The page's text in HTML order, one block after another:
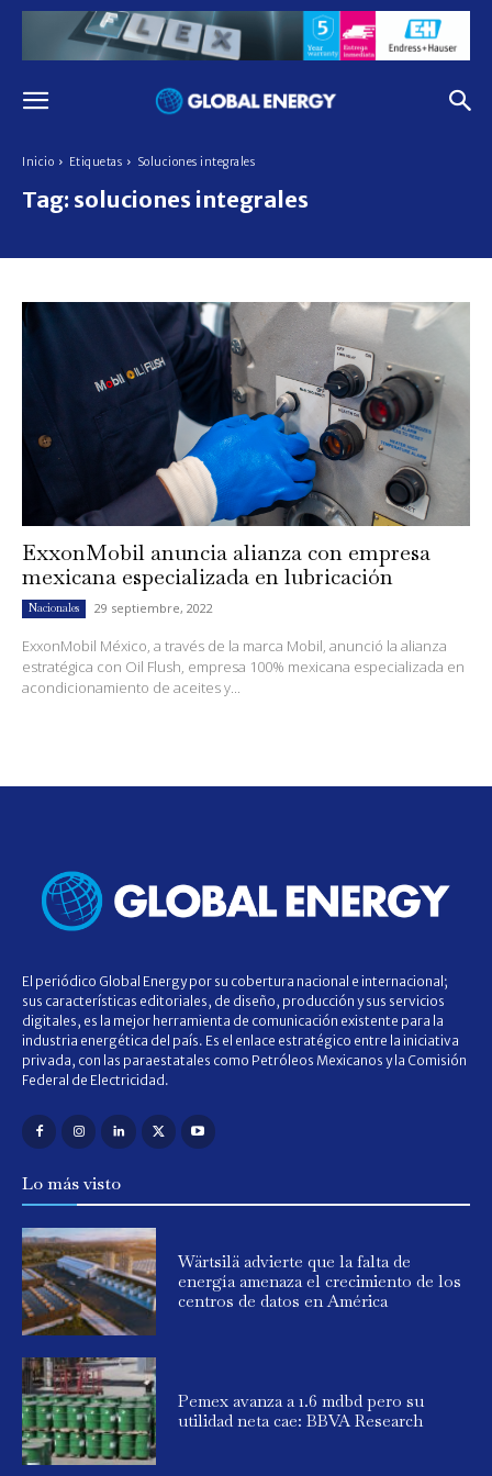
Inicio Etiquetas Soluciones integrales
Tag: soluciones integrales
ExxonMobil anuncia alianza con empresa
mexicana especializada en lubricación
Nacionales 29 septiembre, 2022
ExxonMobil México, a través de la marca Mobil, anunció la alianza
estratégica con Oil Flush, empresa 100% mexicana especializada en
acondicionamiento de aceites y...
El periódico Global Energy por su cobertura nacional e internacional;
sus características editoriales, de diseño, producción y sus servicios
digitales, es la mejor herramienta de comunicación existente para la
industria energética del país. Es el enlace estratégico entre la iniciativa
privada, con las paraestatales como Petróleos Mexicanos y la Comisión
Federal de Electricidad.
Lo más visto
Wärtsilä advierte que la falta de
energía amenaza el crecimiento de los
centros de datos en América
Pemex avanza a 1.6 mdbd pero su
utilidad neta cae: BBVA Research